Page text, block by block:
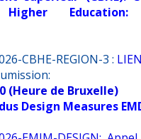
Education:
CBHE-REGION-3 : LIEN
(Heure de Bruxelle)
Design Measures